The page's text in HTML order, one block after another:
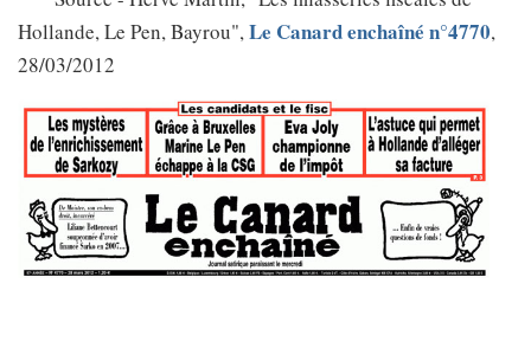
Hollande, Le Pen, Bayrou",Le Canard enchaîné n°4770,
28/03/2012